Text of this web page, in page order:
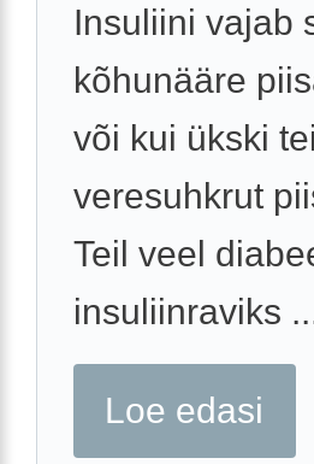
Insuliini vajab
kõhunääre
või kui ükski
veresuhkrut
Teil veel
insuliinraviks
Loe edasi